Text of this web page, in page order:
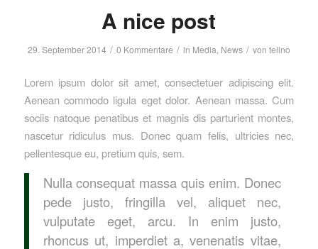
A nice post
29. September 2014 / 0 Kommentare / in Media, News / von telino
Lorem ipsum dolor sit amet, consectetuer adipiscing elit.
Aenean commodo ligula eget dolor. Aenean massa. Cum
sociis natoque penatibus et magnis dis parturient montes,
nascetur ridiculus mus. Donec quam felis, ultricies nec,
pellentesque eu, pretium quis, sem.
Nulla consequat massa quis enim. Donec
pede justo, fringilla vel, aliquet nec,
vulputate eget, arcu. In enim justo,
rhoncus ut, imperdiet a, venenatis vitae,